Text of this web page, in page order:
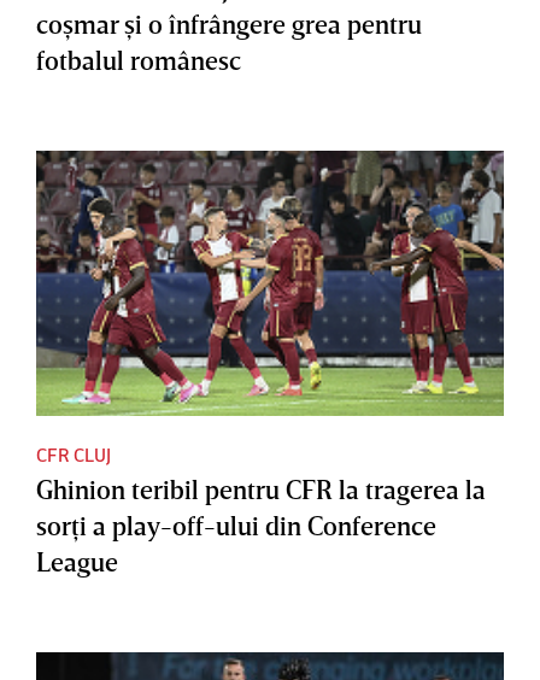
coşmar şi o înfrângere grea pentru
fotbalul românesc
CFR CLUJ
Ghinion teribil pentru CFR la tragerea la
sorţi a play-off-ului din Conference
League